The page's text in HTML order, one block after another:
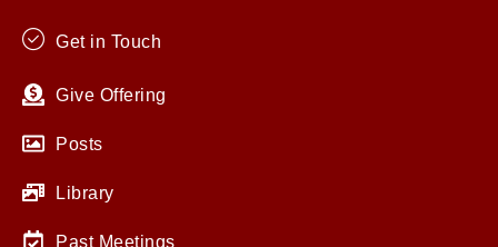
Get in Touch
Give Offering
Posts
Library
Past Meetings